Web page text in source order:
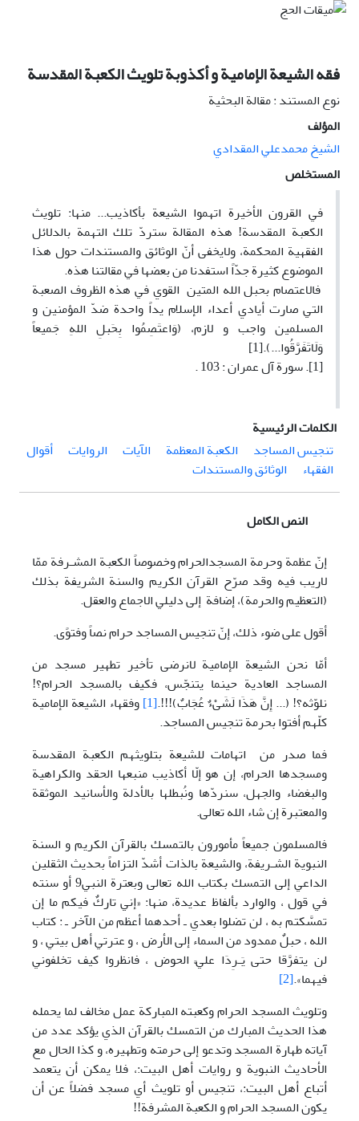
فقه الشيعة الإمامية و أكذوبة تلويث الكعبة المقدسة
نوع المستند : مقالة البحثية
المؤلف
الشيخ محمدعلي المقدادي
المستخلص
في القرون الأخيرة اتهموا الشيعة بأکاذيب... منها: تلويث
الکعبة المقدسة! هذه المقالة ستردّ تلك التهمة بالدلائل
الفقهية المحکمة، ولايخفی أنّ الوثائق والمستندات حول هذا
الموضوع کثيرة جدّاً استفدنا من بعضها في مقالتنا هذه.
فالاعتصام بحبل الله المتين القوي في هذه الظروف الصعبة
التي صارت أيادي أعداء الإسلام يداً واحدة ضدّ المؤمنين و
المسلمين واجب و لازم، (وَاعتَصِمُوا بِحَبلِ اللهِ جَميعاً
وَلَاتَفَرَّقُوا...).[1]
[1]. سورة آل عمران : 103 .
الكلمات الرئيسية
تنجيس المساجد
الکعبة المعظمة الآيات الروايات
أقوال
الفقهاء
الوثائق والمستندات
النص الكامل
إنّ عظمة وحرمة المسجدالحرام وخصوصاً الكعبة المشـرفة ممّا
لاريب فيه وقد صرّح القرآن الكريم والسنة الشريفة بذلك
(التعظيم والحرمة)، إضافة إلی دليلي الاجماع والعقل.
أقول على ضوء ذلك، إنّ تنجيس المساجد حرام نصاً وفتوًى.
أمّا نحن الشيعة الإمامية لانرضی تأخير تطهير مسجد من
المساجد العادية حينما يتنجّس، فکيف بالمسجد الحرام؟!
نلوّثه؟! (... إِنَّ هَذَا لَشَىْءٌ عُجَابٌ)!!!.[1] وفقهاء الشيعة الإمامية
کلّهم أفتوا بحرمة تنجيس المساجد.
فما صدر من اتهامات للشيعة بتلويثهم الكعبة المقدسة
ومسجدها الحرام، إن هو إلّا أكاذيب منبعها الحقد والکراهية
والبغضاء والجهل، سنردّها ونُبطلها بالأدلة والأسانيد الموثقة
والمعتبرة إن شاء الله تعالی.
فالمسلمون جميعاً مأمورون بالتمسك بالقرآن الکريم و السنة
النبوية الشـريفة، والشيعة بالذات أشدّ التزاماً بحديث الثقلين
الداعي إلی التمسك بکتاب الله تعالی وبعترة النبي9 أو سنته
في قول ، والوارد بألفاظ عديدة، منها: «إني تاركٌ فيکم ما إن
تمسَّکتم به ، لن تضلوا بعدي ـ أحدهما أعظم من الآخر ـ : کتاب
الله ، حبلٌ ممدود من السماء إلی الأرض ، و عترتي أهل بيتي ، و
لن يتفرَّقا حتی يَـرِدَا عليَّ الحوض ، فانظروا کيف تخلفوني
فيهما».[2]
وتلويث المسجد الحرام وکعبته المبارکة عمل مخالف لما يحمله
هذا الحديث المبارك من التمسك بالقرآن الذي يؤکد عدد من
آياته طهارة المسجد وتدعو إلی حرمته وتطهيره، و کذا الحال مع
الأحاديث النبوية و روايات أهل البيت:، فلا يمکن أن يتعمد
أتباع أهل البيت:، تنجيس أو تلويث أي مسجد فضلاً عن أن
يکون المسجد الحرام و الکعبة المشرفة!!